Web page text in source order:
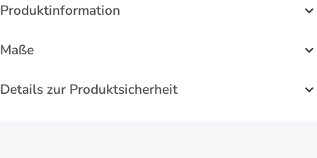
Produktinformation
Maße
Details zur Produktsicherheit